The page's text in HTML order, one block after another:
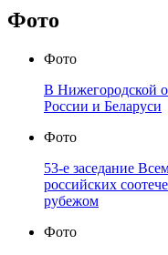
Фото
Фото
В Нижегородской
России и Беларуси
Фото
53-е заседание
российских
рубежом
Фото